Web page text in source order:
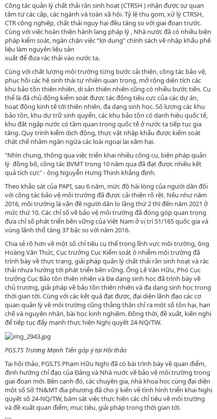
Công tác quản lý chất thải rắn sinh hoạt (CTRSH ) nhận được sự quan
tâm từ các cấp, các ngành và toàn xã hội. Tỷ lệ thu gom, xử lý CTRSH,
CTR công nghiệp, chất thải nguy hại đều tăng so với giai đoạn trước.
Cùng với việc hoàn thiện hành lang pháp lý , Nhà nước đã có nhiều biện
pháp kiểm soát, ngăn chặn việc “lợi dụng” chính sách về nhập khẩu phế
liệu làm nguyên liệu sản
xuất để đưa rác thải vào nước ta.
Cùng với chất lượng môi trường từng bước cải thiện, công tác bảo vệ,
phục hồi các hệ sinh thái tự nhiên quan trọng, mở rộng diện tích các
khu bảo tồn thiên nhiên, di sản thiên nhiên cũng có nhiều bước tiến. Cụ
thể là đã chủ động kiểm soát được tác động tiêu cực của các dự án,
hoạt động kinh tế tới thiên nhiên, đa dạng sinh học. Số lượng các khu
bảo tồn, khu dự trữ sinh quyển, các khu bảo tồn có danh hiệu quốc tế,
khu đất ngập nước có tầm quan trọng quốc tế ở nước ta tiếp tục gia
tăng. Quy trình kiểm dịch động, thực vật nhập khẩu được kiểm soát
chặt chẽ nhằm ngăn ngừa các loài ngoại lai xâm hại.
"Nhìn chung, thông qua việc triển khai nhiều công cụ, biện pháp quản
lý đồng bộ, công tác BVMT trong 10 năm qua đã đạt được nhiều kết
quả tích cực" - ông Nguyễn Hưng Thịnh khẳng định.
Theo khảo sát của PAPI, sau 6 năm, mức độ hài lòng của người dân đối
với công tác bảo vệ môi trường đã được cải thiện rõ rệt. Nếu như năm
2016, môi trường là vấn đề người dân lo lắng thứ 2 thì đến năm 2021 ở
mức thứ 10. Các chỉ số về bảo vệ môi trường đã đóng góp quan trọng
đưa chỉ số phát triển bền vững của Việt Nam ở vị trí 51/165 quốc gia và
vùng lãnh thổ tăng 37 bậc so với năm 2016.
Chia sẻ rõ hơn về một số chỉ tiêu cụ thể trong lĩnh vực môi trường, ông
Hoàng Văn Thức, Cục trưởng Cục Kiểm soát ô nhiễm môi trường đã
trình bày về thực trạng, giải pháp quản lý chất thải rắn sinh hoạt và rác
thải nhựa hướng tới phát triển bền vững. Ông Lê Văn Hữu, Phó Cục
trưởng Cục Bảo tồn thiên nhiên và Đa dạng sinh học đã trình bày về
chủ trương, giải pháp về bảo tồn thiên nhiên và đa dạng sinh học trong
thời gian tới. Cùng với các kết quả đạt được, đại diện lãnh đạo các cơ
quan quản lý về môi trường cũng thẳng thắn chỉ ra một số tồn hại, hạn
chế và nguyên nhân, bài học kinh nghiệm. Đồng thời, đề xuất, kiến nghị
để tiếp tục đẩy mạnh thực hiện Nghị quyết 24-NQ/TW.
PGS.TS Trương Mạnh Tiến góp ý tại Hội thảo
Tại hội thảo, PGS.TS Phạm Hữu Nghị đã có bài trình bày về quan điểm,
định hướng chỉ đạo của Đảng và Nhà nước về bảo vệ môi trường trong
giai đoạn mới. Bên cạnh đó, các chuyên gia, nhà khoa học cùng đại diện
một số Sở TN&MT địa phương đã cho ý kiến về tình hình triển khai Nghị
quyết số 24-NQ/TW, bám sát việc thực hiện các chỉ tiêu về môi trường
và đề xuất quan điểm, mục tiêu, giải pháp trong thời gian tới.